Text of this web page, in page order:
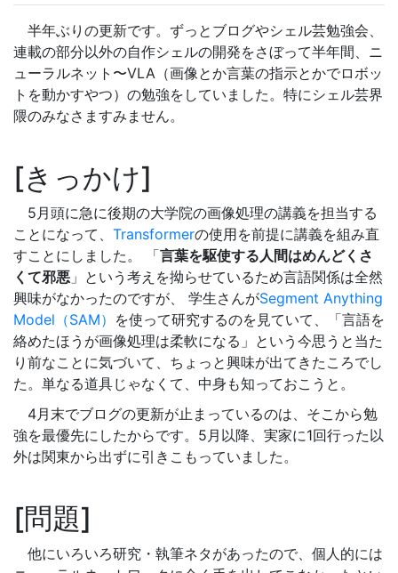
半年ぶりの更新です。ずっとブログやシェル芸勉強会、
連載の部分以外の自作シェルの開発をさぼって半年間、ニ
ューラルネット〜VLA（画像とか言葉の指示とかでロボッ
トを動かすやつ）の勉強をしていました。特にシェル芸界
隈のみなさますみません。
きっかけ
5月頭に急に後期の大学院の画像処理の講義を担当する
ことになって、 Transformerの使用を前提に講義を組み直
すことにしました。 「言葉を駆使する人間はめんどくさ
くて邪悪 」という考えを拗らせているため言語関係は全然
興味がなかったのですが、 学生さんがSegment Anything
Model（SAM） を使って研究するのを見ていて、「言語を
絡めたほうが画像処理は柔軟になる」という今思うと当た
り前なことに気づいて、ちょっと興味が出てきたころでし
た。単なる道具じゃなくて、中身も知っておこうと。
4月末でブログの更新が止まっているのは、そこから勉
強を最優先にしたからです。5月以降、実家に1回行った以
外は関東から出ずに引きこもっていました。
問題
他にいろいろ研究・執筆ネタがあったので、個人的には